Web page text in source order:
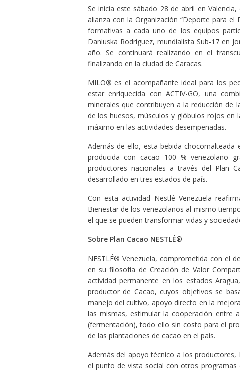
Se inicia este sábado 28 de abril en
alianza con la Organización “Deporte para
formativas a cada uno de los equipos
Daniuska Rodríguez, mundialista Sub-17 en
año. Se continuará realizando en el
finalizando en la ciudad de Caracas.
MILO® es el acompañante ideal para los
estar enriquecida con ACTIV-GO, una
minerales que contribuyen a la reducción
de los huesos, músculos y glóbulos rojos en
máximo en las actividades desempeñadas.
Además de ello, esta bebida
producida con cacao 100 % venezolano
productores nacionales a través del Plan
desarrollado en tres estados de país.
Con esta actividad Nestlé Venezuela
Bienestar de los venezolanos al mismo
el que se pueden transformar vidas y
Sobre Plan Cacao NESTLÉ®
NESTLÉ® Venezuela, comprometida con el
en su filosofía de Creación de Valor
actividad permanente en los estados
productor de Cacao, cuyos objetivos se
manejo del cultivo, apoyo directo en la
las mismas, estimular la cooperación entre
(fermentación), todo ello sin costo para el
de las plantaciones de cacao en el país.
Además del apoyo técnico a los
el punto de vista social con otros